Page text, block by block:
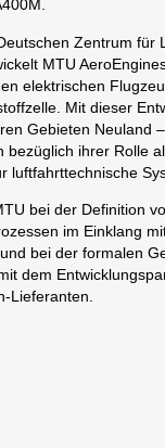
Zentrum für
MTU
elektrischen
Mit dieser
Gebieten Neuland
bezüglich ihrer Rolle
luftfahrttechnische
bei der Definition
im Einklang
bei der formalen
dem
Lieferanten.